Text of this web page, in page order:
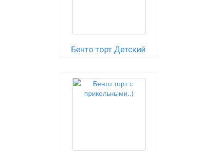
Бенто торт Детский